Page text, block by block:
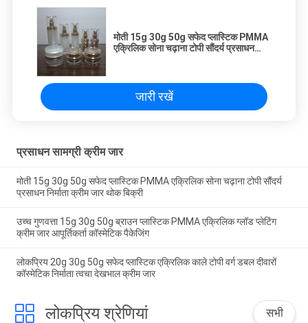
मोती 15g 30g 50g सफेद प्लास्टिक PMMA
एक्रिलिक सोना चढ़ाना टोपी सौंदर्य प्रसाधन
जारी रखें
प्रसाधन सामग्री क्रीम जार
मोती 15g 30g 50g सफेद प्लास्टिक PMMA एक्रिलिक सोना चढ़ाना टोपी सौंदर्य
प्रसाधन निर्माता क्रीम जार थोक बिक्री
उच्च गुणवत्ता 15g 30g 50g ब्राउन प्लास्टिक PMMA एक्रिलिक ग्लॉड प्लेटिंग
क्रीम जार आपूर्तिकर्ता कॉस्मेटिक पैकेजिंग
लोकप्रिय 20g 30g 50g सफेद प्लास्टिक एक्रिलिक काले टोपी वर्ग डबल दीवारों
कॉस्मेटिक निर्माता त्वचा देखभाल क्रीम जार
लोकप्रिय श्रेणियां सभी